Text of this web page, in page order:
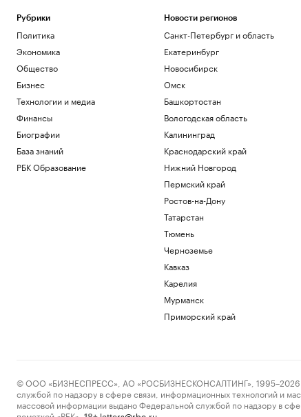
Рубрики
Политика
Экономика
Общество
Бизнес
Технологии и медиа
Финансы
Биографии
База знаний
РБК Образование
Новости регионов
Санкт-Петербург и область
Екатеринбург
Новосибирск
Омск
Башкортостан
Вологодская область
Калининград
Краснодарский край
Нижний Новгород
Пермский край
Ростов-на-Дону
Татарстан
Тюмень
Черноземье
Кавказ
Карелия
Мурманск
Приморский край
© ООО «БИЗНЕСПРЕСС», АО «РОСБИЗНЕСКОНСАЛТИНГ», 1995–2026.
службой по надзору в сфере связи, информационных технологий и
массовой информации выдано Федеральной службой по надзору в